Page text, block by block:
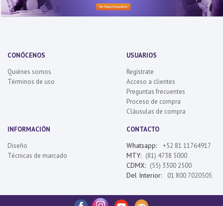
CONÓCENOS
Quiénes somos
Términos de uso
USUARIOS
Regístrate
Acceso a clientes
Preguntas frecuentes
Proceso de compra
Cláusulas de compra
INFORMACIÓN
Diseño
Técnicas de marcado
CONTACTO
Whatsapp: +52 81 11764917
MTY: (81) 4738 5000
CDMX: (55) 3300 2500
Del Interior: 01 800 7020505